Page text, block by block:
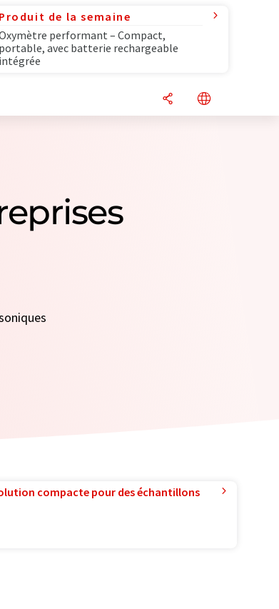
Produit de la semaine
performant – Compact,
portable, avec batterie rechargeable
intégrée
compacte pour des échantillons